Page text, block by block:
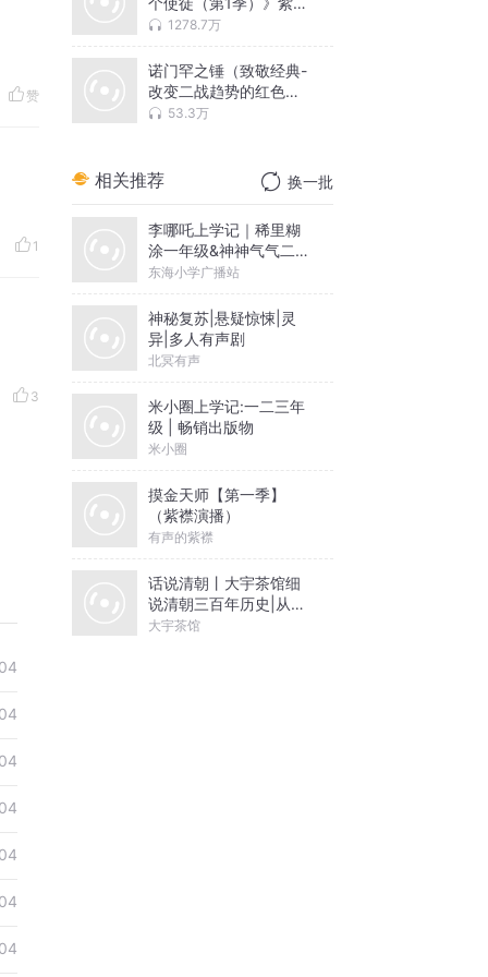
赞
1
3
演播1278.7万
诺门罕之锤（致敬经典-
改变二战趋势的红色传
奇，紫襟播讲）
53.3万
相关推荐 换一批
李哪吒上学记｜稀里糊
涂一年级&神神气气二年
级
东海小学广播站
神秘复苏|悬疑惊悚|灵
异|多人有声剧
北冥有声
米小圈上学记:一二三年
级 | 畅销出版物
米小圈
摸金天师【第一季】
（紫襟演播）
有声的紫襟
话说清朝丨大宇茶馆细
说清朝三百年历史|从努
尔哈赤到末代皇帝溥仪|
大宇茶馆